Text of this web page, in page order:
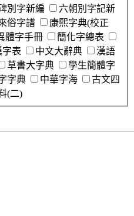
別字新編
六朝別字記新
俗字譜
康熙字典(校正
體字手冊
簡化字總表
字表 中文大辭典
漢語
草書大字典
學生簡體字
字典 中華字海
古文四
(二)